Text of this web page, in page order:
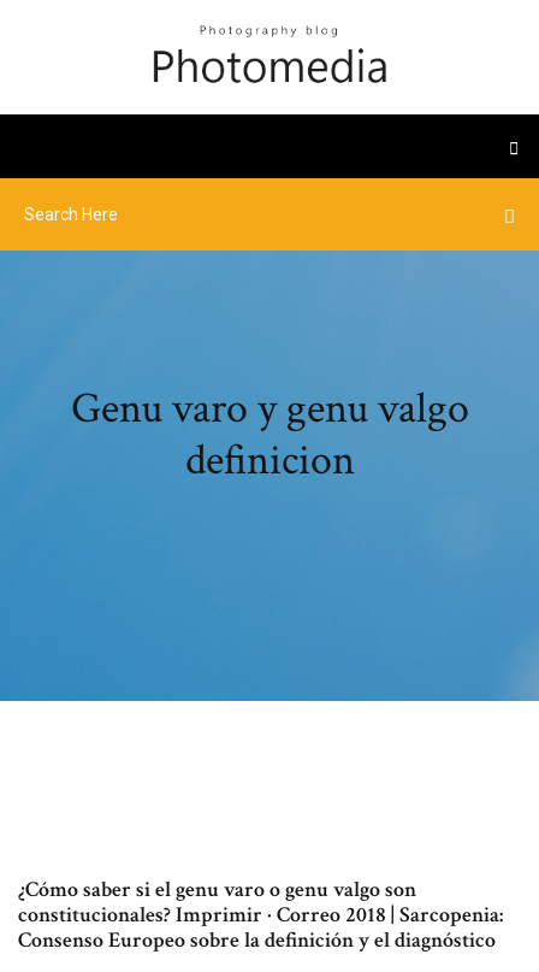
Genu varo y genu valgo
definicion
¿Cómo saber si el genu varo o genu valgo son
constitucionales? Imprimir · Correo 2018 | Sarcopenia:
Consenso Europeo sobre la definición y el diagnóstico